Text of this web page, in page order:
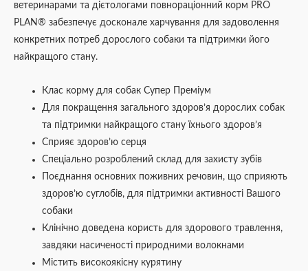
ветеринарами та дієтологами повнораціонний корм PRO
PLAN® забезпечує досконале харчування для задоволення
конкретних потреб дорослого собаки та підтримки його
найкращого стану.
Клас корму для собак Супер Преміум
Для покращення загального здоров’я дорослих собак
та підтримки найкращого стану їхнього здоров’я
Сприяє здоров’ю серця
Спеціально розроблений склад для захисту зубів
Поєднання основних поживних речовин, що сприяють
здоров’ю суглобів, для підтримки активності Вашого
собаки
Клінічно доведена користь для здорового травлення,
завдяки насиченості природними волокнами
Містить високоякісну курятину